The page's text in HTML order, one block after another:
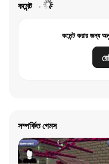
কমেন্ট
কমেন্ট করার জন্য
সম্পর্কিত গেমস